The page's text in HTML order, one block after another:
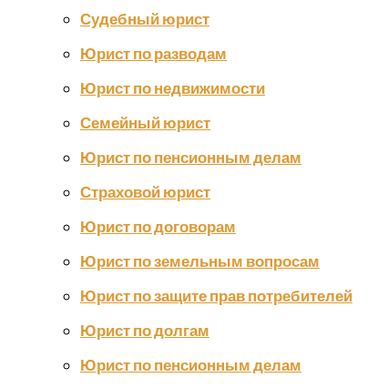
Судебный юрист
Юрист по разводам
Юрист по недвижимости
Семейный юрист
Юрист по пенсионным делам
Страховой юрист
Юрист по договорам
Юрист по земельным вопросам
Юрист по защите прав потребителей
Юрист по долгам
Юрист по пенсионным делам